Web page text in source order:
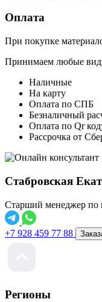
Оплата
При покупке
Принимаем любые
Наличные
На карту
Оплата по СПБ
Безналичный
Оплата по Qr
Рассрочка от
Стабровская
Старший менеджер по
+7 928 459 77 88
Регионы